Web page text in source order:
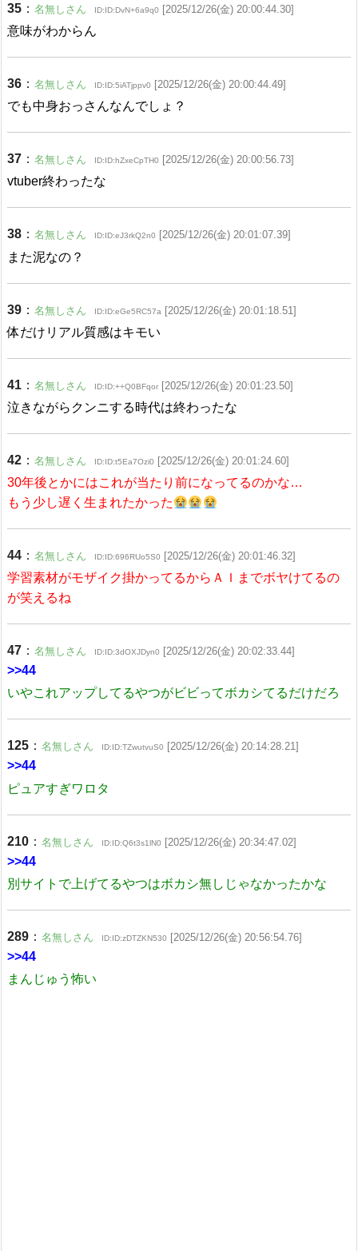
35 ： 名無しさん ID:ID:DvN+6a9q0 [2025/12/26(金) 20:00:44.30]
意味がわからん
36 ： 名無しさん ID:ID:5iATjppv0 [2025/12/26(金) 20:00:44.49]
でも中身おっさんなんでしょ？
37 ： 名無しさん ID:ID:hZxeCpTH0 [2025/12/26(金) 20:00:56.73]
vtuber終わったな
38 ： 名無しさん ID:ID:eJ3rkQ2n0 [2025/12/26(金) 20:01:07.39]
また泥なの？
39 ： 名無しさん ID:ID:eGe5RC57a [2025/12/26(金) 20:01:18.51]
体だけリアル質感はキモい
41 ： 名無しさん ID:ID:++Q0BFqor [2025/12/26(金) 20:01:23.50]
泣きながらクンニする時代は終わったな
42 ： 名無しさん ID:ID:t5Ea7Ozi0 [2025/12/26(金) 20:01:24.60]
30年後とかにはこれが当たり前になってるのかな…
もう少し遅く生まれたかった
44 ： 名無しさん ID:ID:696RUo5S0 [2025/12/26(金) 20:01:46.32]
学習素材がモザイク掛かってるからＡＩまでボヤけてるの
が笑えるね
47 ： 名無しさん ID:ID:3dOXJDyn0 [2025/12/26(金) 20:02:33.44]
>>44
いやこれアップしてるやつがビビってボカシてるだけだろ
125 ： 名無しさん ID:ID:TZwutvuS0 [2025/12/26(金) 20:14:28.21]
>>44
ピュアすぎワロタ
210 ： 名無しさん ID:ID:Q6t3s1lN0 [2025/12/26(金) 20:34:47.02]
>>44
別サイトで上げてるやつはボカシ無しじゃなかったかな
289 ： 名無しさん ID:ID:zDTZKN530 [2025/12/26(金) 20:56:54.76]
>>44
まんじゅう怖い